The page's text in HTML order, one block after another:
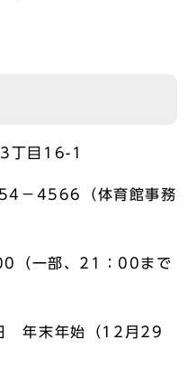
丁目16-1
－4566（体育館事務
（一部、21：00まで
年末年始（12月29